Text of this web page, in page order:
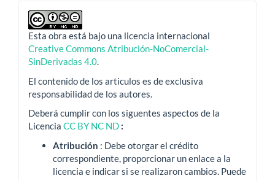
Esta obra está bajo una licencia internacional
Creative Commons Atribución-NoComercial-
SinDerivadas 4.0.
El contenido de los articulos es de exclusiva
responsabilidad de los autores.
Deberá cumplir con los siguentes aspectos de la
Licencia CC BY NC ND :
Atribución : Debe otorgar el crédito
correspondiente, proporcionar un enlace a la
licencia e indicar si se realizaron cambios. Puede